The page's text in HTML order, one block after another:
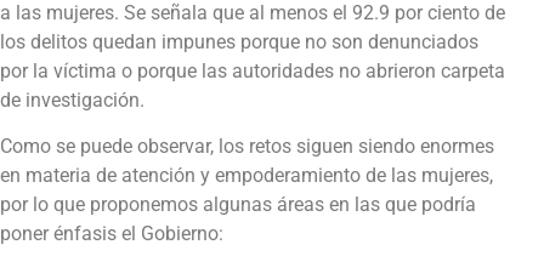
a las mujeres. Se señala que al menos el 92.9 por ciento de
los delitos quedan impunes porque no son denunciados
por la víctima o porque las autoridades no abrieron carpeta
de investigación.
Como se puede observar, los retos siguen siendo enormes
en materia de atención y empoderamiento de las mujeres,
por lo que proponemos algunas áreas en las que podría
poner énfasis el Gobierno: